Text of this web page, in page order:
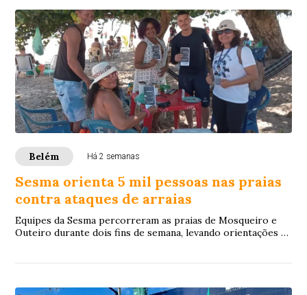
Belém Há 2 semanas
Sesma orienta 5 mil pessoas nas praias
contra ataques de arraias
Equipes da Sesma percorreram as praias de Mosqueiro e
Outeiro durante dois fins de semana, levando orientações a